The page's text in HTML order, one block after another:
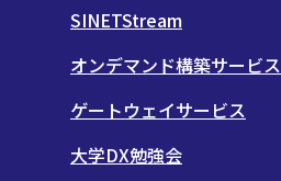
SINETStream
オンデマンド構築サービス
ゲートウェイサービス
大学DX勉強会